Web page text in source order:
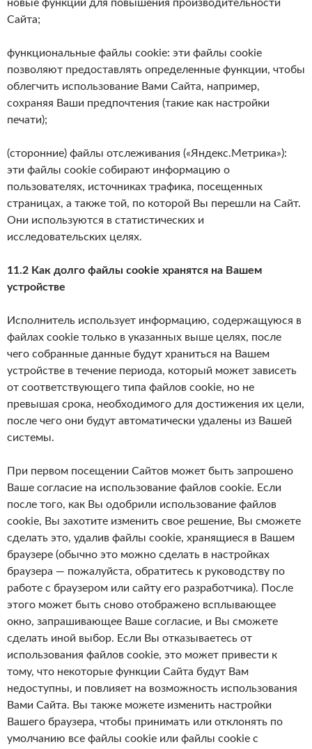
новые функции для повышения производительности
Сайта;
функциональные файлы cookie: эти файлы cookie
позволяют предоставлять определенные функции, чтобы
облегчить использование Вами Сайта, например,
сохраняя Ваши предпочтения (такие как настройки
печати);
(сторонние) файлы отслеживания («Яндекс.Метрика»):
эти файлы cookie собирают информацию о
пользователях, источниках трафика, посещенных
страницах, а также той, по которой Вы перешли на Сайт.
Они используются в статистических и
исследовательских целях.
11.2 Как долго файлы cookie хранятся на Вашем
устройстве
Исполнитель использует информацию, содержащуюся в
файлах cookie только в указанных выше целях, после
чего собранные данные будут храниться на Вашем
устройстве в течение периода, который может зависеть
от соответствующего типа файлов cookie, но не
превышая срока, необходимого для достижения их цели,
после чего они будут автоматически удалены из Вашей
системы.
При первом посещении Сайтов может быть запрошено
Ваше согласие на использование файлов cookie. Если
после того, как Вы одобрили использование файлов
cookie, Вы захотите изменить свое решение, Вы сможете
сделать это, удалив файлы cookie, хранящиеся в Вашем
браузере (обычно это можно сделать в настройках
браузера — пожалуйста, обратитесь к руководству по
работе с браузером или сайту его разработчика). После
этого может быть сново отображено всплывающее
окно, запрашивающее Ваше согласие, и Вы сможете
сделать иной выбор. Если Вы отказываетесь от
использования файлов cookie, это может привести к
тому, что некоторые функции Сайта будут Вам
недоступны, и повлияет на возможность использования
Вами Cайта. Вы также можете изменить настройки
Вашего браузера, чтобы принимать или отклонять по
умолчанию все файлы cookie или файлы cookie с